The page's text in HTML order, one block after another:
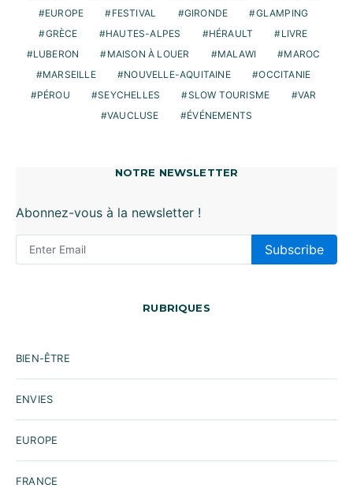
EUROPE
FESTIVAL GIRONDE
GLAMPING
GRÈCE
HAUTES-ALPES HÉRAULT
LIVRE
LUBERON
MAISON À LOUER MALAWI
MAROC
MARSEILLE
NOUVELLE-AQUITAINE
OCCITANIE
PÉROU
SEYCHELLES SLOW TOURISME
VAR
VAUCLUSE
ÉVÉNEMENTS
NOTRE NEWSLETTER
Abonnez-vous à la newsletter !
Subscribe
RUBRIQUES
BIEN-ÊTRE
ENVIES
EUROPE
FRANCE